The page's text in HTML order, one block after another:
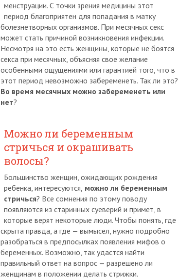
менструации. С точки зрения медицины этот
период благоприятен для попадания в матку
болезнетворных организмов. При месячных секс
может стать причиной возникновения инфекции.
Несмотря на это есть женщины, которые не боятся
секса при месячных, объясняя свое желание
особенными ощущениями или гарантией того, что в
этот период невозможно забеременеть. Так ли это?
Во время месячных можно забеременеть или
нет?
Можно ли беременным
стричься и окрашивать
волосы?
Большинство женщин, ожидающих рождения
ребенка, интересуются, можно ли беременным
стричься? Все сомнения по этому поводу
появляются из старинных суеверий и примет, в
которые верят некоторые люди. Чтобы понять, где
скрыта правда, а где — вымысел, нужно подробно
разобраться в предпосылках появления мифов о
беременных. Возможно, так удастся найти
правильный ответ на вопрос — разрешено ли
женщинам в положении делать стрижки.